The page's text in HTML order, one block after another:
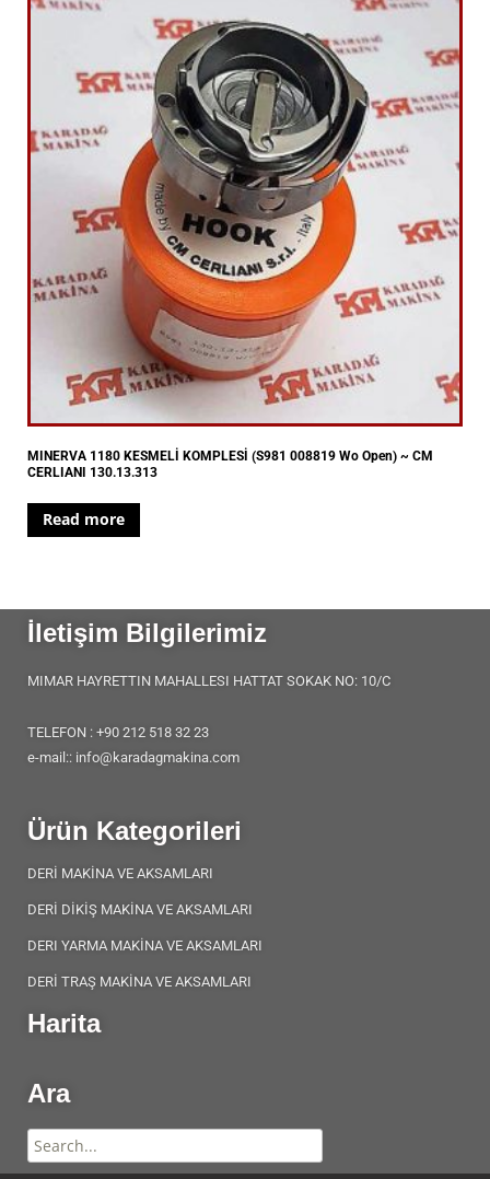
MINERVA 1180 KESMELİ KOMPLESİ (S981 008819 Wo Open) ~ CM
CERLIANI 130.13.313
Read more
İletişim Bilgilerimiz
MIMAR HAYRETTIN MAHALLESI HATTAT SOKAK NO: 10/C
TELEFON : +90 212 518 32 23
e-mail:: info@karadagmakina.com
Ürün Kategorileri
DERİ MAKİNA VE AKSAMLARI
DERİ DİKİŞ MAKİNA VE AKSAMLARI
DERI YARMA MAKİNA VE AKSAMLARI
DERİ TRAŞ MAKİNA VE AKSAMLARI
Harita
Ara